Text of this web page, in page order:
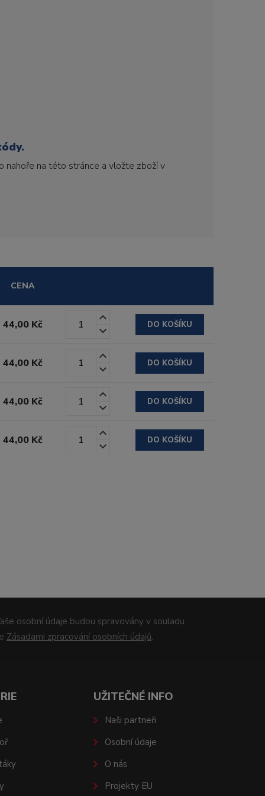
nahoře na této stránce a vložte zboží v
CENA
44,00 Kč DO KOŠÍKU
44,00 Kč DO KOŠÍKU
44,00 Kč DO KOŠÍKU
44,00 Kč DO KOŠÍKU
osobní údaje budou spravovány v souladu
Zásadami zpracování osobních údajů.
UŽITEČNÉ INFO
Naši partneři
Osobní údaje
O nás
Projekty EU